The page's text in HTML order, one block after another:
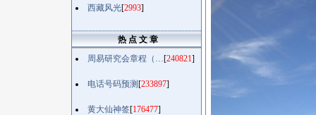
西藏风光[2993]
热 点 文 章
周易研究会章程（…[240821]
电话号码预测 [233897]
黄大仙神签[176477]